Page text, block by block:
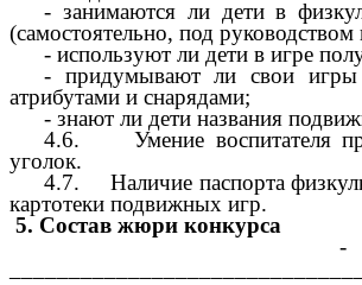
- занимаются ли дети в
(самостоятельно, под руководством
- используют ли дети в игре
- придумывают ли свои
атрибутами и снарядами;
- знают ли дети названия
4.6. Умение воспитателя
уголок.
4.7. Наличие паспорта
картотеки подвижных игр.
5. Состав жюри конкурса
-